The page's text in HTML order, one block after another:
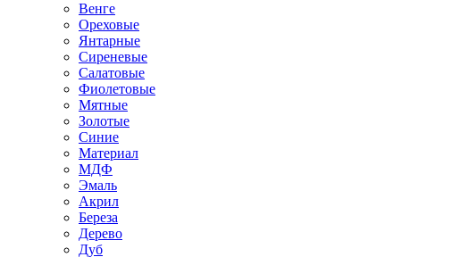
Венге
Ореховые
Янтарные
Сиреневые
Салатовые
Фиолетовые
Мятные
Золотые
Синие
Материал
МДФ
Эмаль
Акрил
Береза
Дерево
Дуб